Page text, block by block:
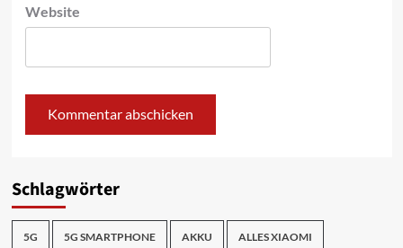
Website
Schlagwörter
5G 5G SMARTPHONE AKKU ALLES XIAOMI